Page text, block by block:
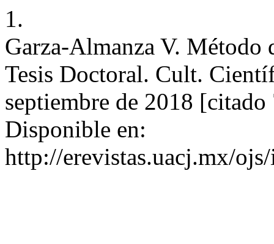
1.
Garza-Almanza V. Método
Tesis Doctoral. Cult.
septiembre de 2018
Disponible en:
http://erevistas.uacj.mx/